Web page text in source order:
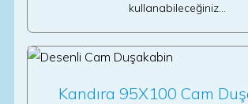
kullanabileceğiniz…
Kandıra 95X100 Cam